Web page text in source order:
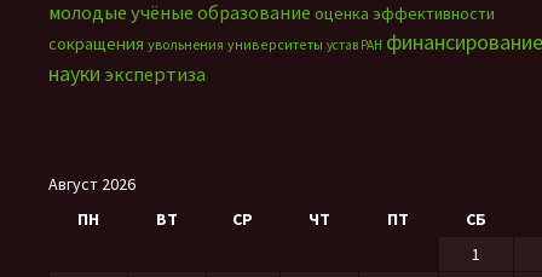
молодые учёные образование оценка эффективности
сокращения увольнения университеты устав РАН финансирование
науки экспертиза
Август 2026
ПН
ВТ СР ЧТ ПТ СБ
1